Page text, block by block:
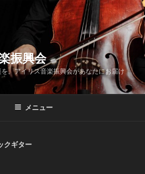
振興会
。アイリス音楽振興会があなたにお届け
メニュー
クギター